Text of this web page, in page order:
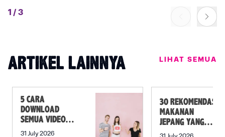
1 / 3
ARTIKEL LAINNYA LIHAT SEMUA
5 CARA
DOWNLOAD
SEMUA VIDEO
DALAM PLAYLIST
31 July 2026
30 REKOMENDASI
MAKANAN
JEPANG YANG
MUST TRY SELAIN